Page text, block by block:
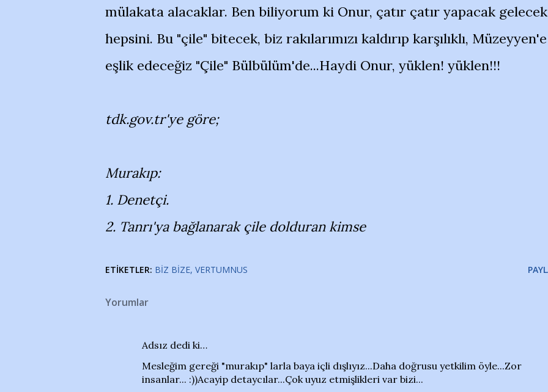
mülakata alacaklar. Ben biliyorum ki Onur, çatır çatır yapacak gelecek
hepsini. Bu "çile" bitecek, biz rakılarımızı kaldırıp karşılıklı, Müzeyyen'e
eşlik edeceğiz "Çile" Bülbülüm'de...Haydi Onur, yüklen! yüklen!!!
tdk.gov.tr'ye göre;
Murakıp:
1. Denetçi.
2. Tanrı'ya bağlanarak çile dolduran kimse
ETIKETLER: BIZ BIZE VERTUMNUS
Yorumlar
Adsız dedi ki…
Mesleğim gereği "murakıp" larla baya içli dışlıyız...Daha doğrusu yetkilim öyle...Zor
insanlar... :))Acayip detaycılar...Çok uyuz etmişlikleri var bizi...